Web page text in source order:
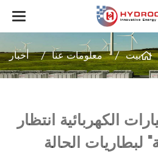
بيت معلومات عنا أخبار
الكهربائية انتظار
لبطاريات الحالة